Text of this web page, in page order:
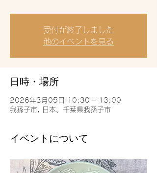
受付が終了しました
他のイベントを見る
日時・場所
2026年3月05日 10:30 – 13:00
我孫子市, 日本、千葉県我孫子市
イベントについて